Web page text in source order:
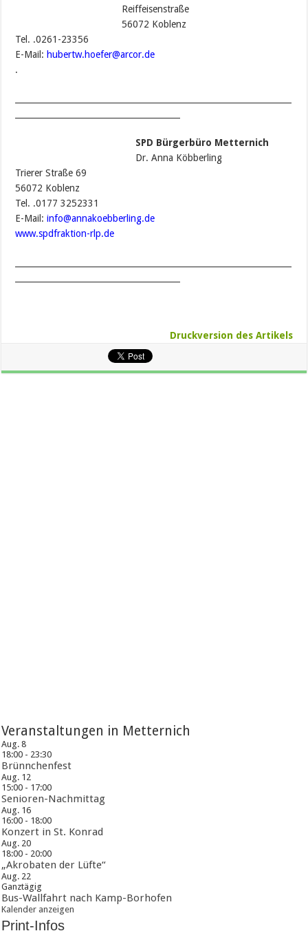
Reiffeisenstraße
56072 Koblenz
Tel. .0261-23356
E-Mail: hubertw.hoefer@arcor.de
.
SPD Bürgerbüro Metternich
Dr. Anna Köbberling
Trierer Straße 69
56072 Koblenz
Tel. .0177 3252331
E-Mail:info@annakoebberling.de
www.spdfraktion-rlp.de
Druckversion des Artikels
Veranstaltungen in Metternich
Aug.8
18:00 - 23:30
Brünnchenfest
Aug. 12
15:00 - 17:00
Senioren-Nachmittag
Aug. 16
16:00 - 18:00
Konzert in St. Konrad
Aug. 20
18:00 - 20:00
„Akrobaten der Lüfte“
Aug. 22
Ganztägig
Bus-Wallfahrt nach Kamp-Borhofen
Kalender anzeigen
Print-Infos